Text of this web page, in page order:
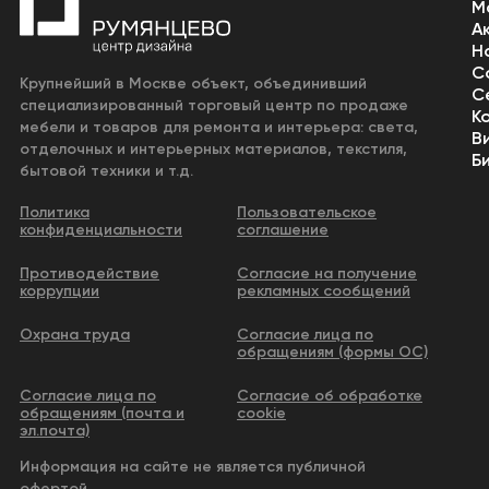
Крупнейший в Москве объект, объединивший
специализированный торговый центр по продаже
мебели и товаров для ремонта и интерьера: света,
отделочных и интерьерных материалов, текстиля,
бытовой техники и т.д.
Политика
конфиденциальности
Пользовательское
соглашение
Противодействие
коррупции
Согласие на получение
рекламных сообщений
Охрана труда
Согласие лица по
обращениям (формы ОС)
Согласие лица по
обращениям (почта и
эл.почта)
Согласие об обработке
cookie
Информация на сайте не является публичной